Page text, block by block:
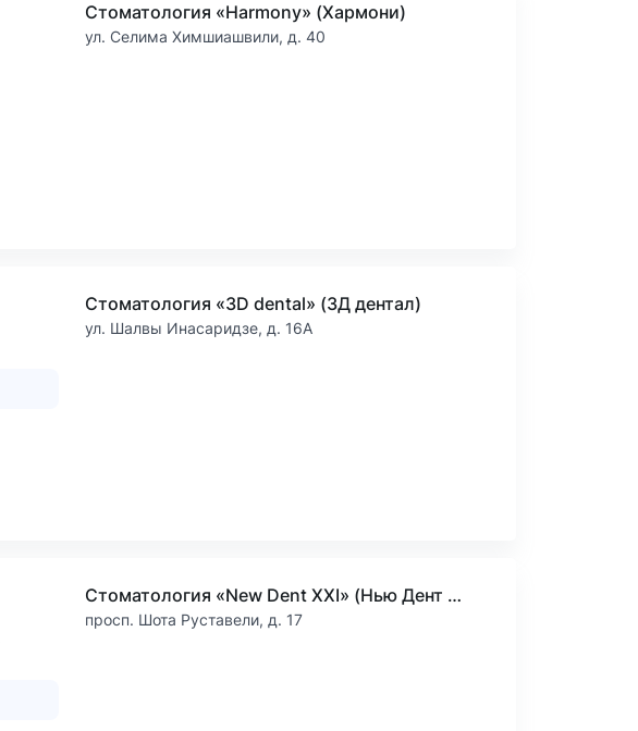
Стоматология «Harmony» (Хармони)
ул. Селима Химшиашвили, д. 40
Стоматология «3D dental» (3Д дентал)
ул. Шалвы Инасаридзе, д. 16А
Стоматология «New Dent XXI» (Нью Дент XXI)
просп. Шота Руставели, д. 17